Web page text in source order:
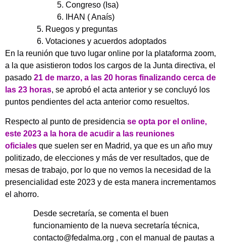
Congreso (Isa)
IHAN ( Anaís)
Ruegos y preguntas
Votaciones y acuerdos adoptados
En la reunión que tuvo lugar online por la plataforma zoom,
a la que asistieron todos los cargos de la Junta directiva, el
pasado 21 de marzo, a las 20 horas finalizando cerca de
las 23 horas, se aprobó el acta anterior y se concluyó los
puntos pendientes del acta anterior como resueltos.
Respecto al punto de presidencia se opta por el online,
este 2023 a la hora de acudir a las reuniones
oficiales que suelen ser en Madrid, ya que es un año muy
politizado, de elecciones y más de ver resultados, que de
mesas de trabajo, por lo que no vemos la necesidad de la
presencialidad este 2023 y de esta manera incrementamos
el ahorro.
Desde secretaría, se comenta el buen
funcionamiento de la nueva secretaría técnica,
contacto@fedalma.org , con el manual de pautas a